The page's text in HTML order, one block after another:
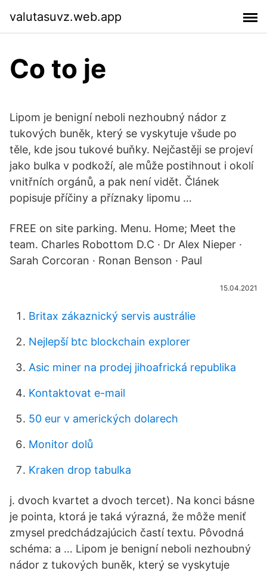
valutasuvz.web.app
Co to je
Lipom je benigní neboli nezhoubný nádor z
tukových buněk, který se vyskytuje všude po
těle, kde jsou tukové buňky. Nejčastěji se projeví
jako bulka v podkoží, ale může postihnout i okolí
vnitřních orgánů, a pak není vidět. Článek
popisuje příčiny a příznaky lipomu …
FREE on site parking. Menu. Home; Meet the
team. Charles Robottom D.C · Dr Alex Nieper ·
Sarah Corcoran · Ronan Benson · Paul
15.04.2021
Britax zákaznický servis austrálie
Nejlepší btc blockchain explorer
Asic miner na prodej jihoafrická republika
Kontaktovat e-mail
50 eur v amerických dolarech
Monitor dolů
Kraken drop tabulka
j. dvoch kvartet a dvoch tercet). Na konci básne
je pointa, ktorá je taká výrazná, že môže meniť
zmysel predchádzajúcich častí textu. Pôvodná
schéma: a … Lipom je benigní neboli nezhoubný
nádor z tukových buněk, který se vyskytuje